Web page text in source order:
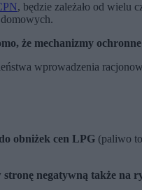
, będzie zależało od wielu
że mechanizmy
wprowadzenia
obniżek cen LPG (paliwo
stronę negatywną także